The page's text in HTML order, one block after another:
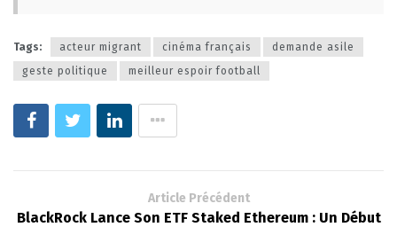
Tags: acteur migrant cinéma français
demande asile
geste politique
meilleur espoir football
Article Précédent
BlackRock Lance Son ETF Staked Ethereum : Un Début